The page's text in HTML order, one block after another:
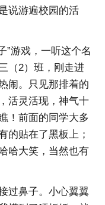
说游遍校园的活
”游戏，一听这个名
（2）班，刚走进
闹。只见那排着的
活灵活现，神气十
！前面的同学大多
的贴在了黑板上；
哈大笑，当然也有
过鼻子。小心翼翼